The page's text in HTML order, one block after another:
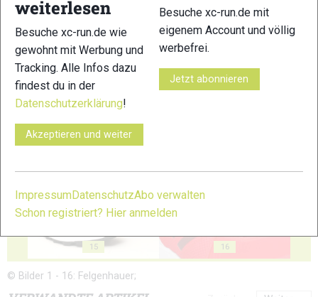
13
15 16
© Bilder 1 - 16: Felgenhauer;
weiterlesen
Besuche xc-run.de wie
gewohnt mit Werbung und
Tracking. Alle Infos dazu
findest du in der
Datenschutzerklärung!
Akzeptieren und weiter
Besuche xc-run.de mit
eigenem Account und völlig
werbefrei.
Jetzt abonnieren
ImpressumDatenschutzAbo verwalten
Schon registriert? Hier anmelden